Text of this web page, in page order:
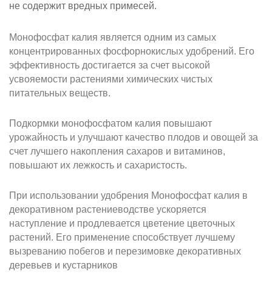
не содержит вредных примесей.
Монофосфат калия является одним из самых
концентрированных фосфорнокислых удобрений. Его
эффективность достигается за счет высокой
усвояемости растениями химических чистых
питательных веществ.
Подкормки монофосфатом калия повышают
урожайность и улучшают качество плодов и овощей за
счет лучшего накопления сахаров и витаминов,
повышают их лежкость и сахаристость.
При использовании удобрения Монофосфат калия в
декоративном растениеводстве ускоряется
наступление и продлевается цветение цветочных
растений. Его применение способствует лучшему
вызреванию побегов и перезимовке декоративных
деревьев и кустарников